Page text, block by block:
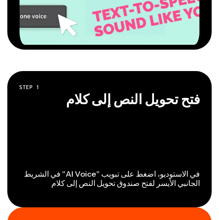
STEP 1
فتح تحويل النص إلى كلام
في الاستوديو، اضغط على تبويب "AI Voice" في الشريط
الجانبي الأيسر لفتح صندوق تحويل النص إلى كلام